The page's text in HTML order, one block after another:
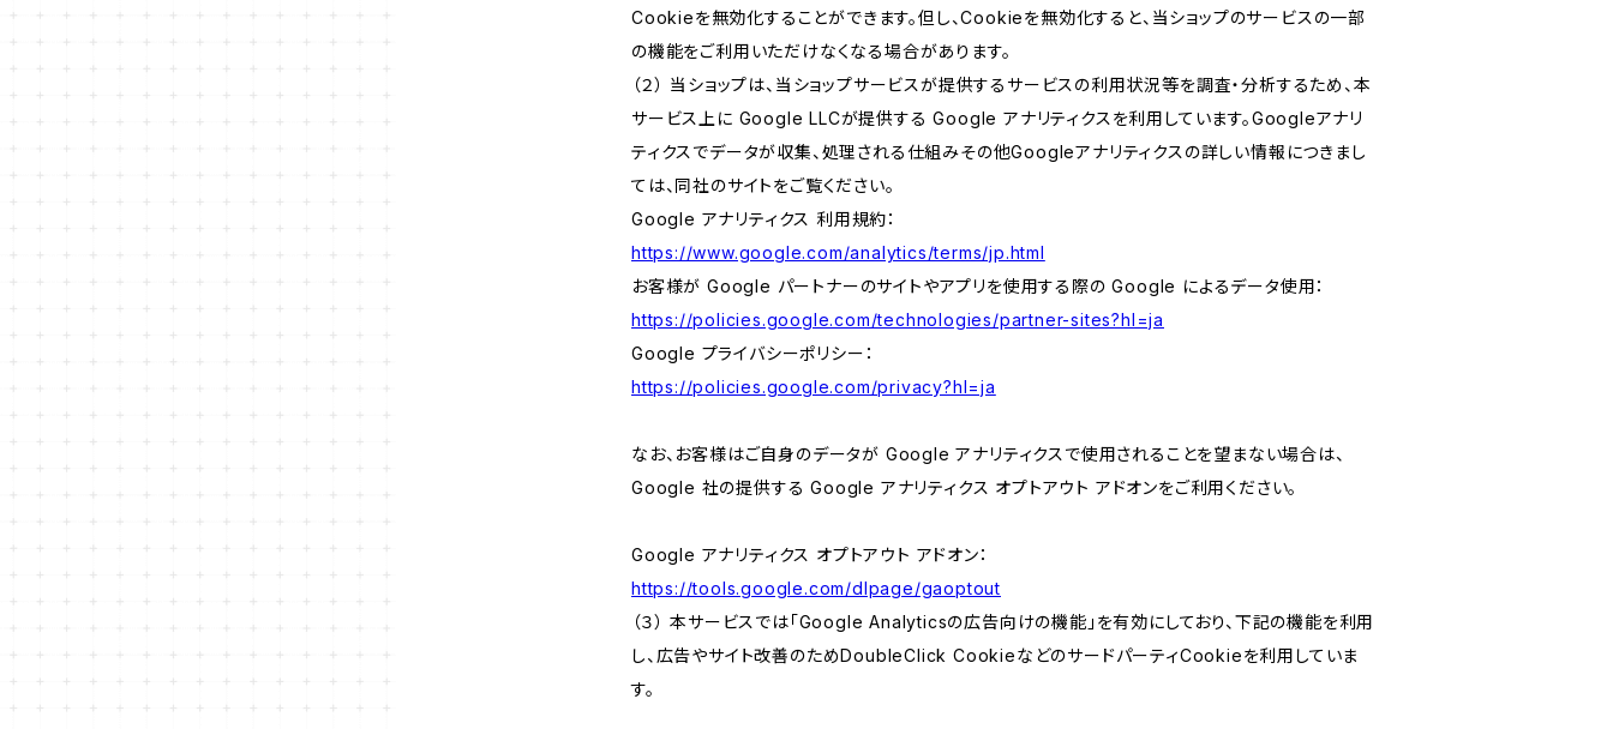
Cookieを無効化することができます。但し、Cookieを無効化すると、当ショップのサービスの一部
の機能をご利用いただけなくなる場合があります。
（２） 当ショップは、当ショップサービスが提供するサービスの利用状況等を調査・分析するため、本
サービス上に Google LLCが提供する Google アナリティクスを利用しています。Googleアナリ
ティクスでデータが収集、処理される仕組みその他Googleアナリティクスの詳しい情報につきまし
ては、同社のサイトをご覧ください。
Google アナリティクス 利用規約：
https://www.google.com/analytics/terms/jp.html
お客様が Google パートナーのサイトやアプリを使用する際の Google によるデータ使用：
https://policies.google.com/technologies/partner-sites?hl=ja
Google プライバシーポリシー：
https://policies.google.com/privacy?hl=ja
なお、お客様はご自身のデータが Google アナリティクスで使用されることを望まない場合は、
Google 社の提供する Google アナリティクス オプトアウト アドオンをご利用ください。
Google アナリティクス オプトアウト アドオン：
https://tools.google.com/dlpage/gaoptout
（３） 本サービスでは「Google Analyticsの広告向けの機能」を有効にしており、下記の機能を利用
し、広告やサイト改善のためDoubleClick CookieなどのサードパーティCookieを利用していま
す。